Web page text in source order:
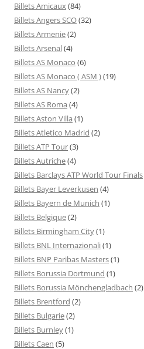
Billets Amicaux(84)
Billets Angers SCO(32)
Billets Armenie(2)
Billets Arsenal(4)
Billets AS Monaco (6)
Billets AS Monaco ( ASM )(19)
Billets AS Nancy(2)
Billets AS Roma (4)
Billets Aston Villa (1)
Billets Atletico Madrid (2)
Billets ATP Tour(3)
Billets Autriche(4)
Billets Barclays ATP World Tour Finals
Billets Bayer Leverkusen (4)
Billets Bayern de Munich (1)
Billets Belgique(2)
Billets Birmingham City(1)
Billets BNL Internazionali(1)
Billets BNP Paribas Masters(1)
Billets Borussia Dortmund (1)
Billets Borussia Mönchengladbach (2)
Billets Brentford (2)
Billets Bulgarie(2)
Billets Burnley(1)
Billets Caen (5)